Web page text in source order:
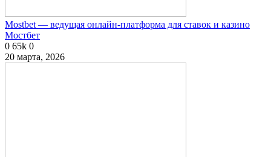
Mostbet — ведущая онлайн-платформа для ставок и казино
Мостбет
0 65k 0
20 марта, 2026